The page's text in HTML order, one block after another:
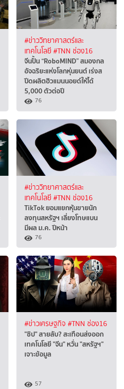
#ข่าววิทยาศาสตร์และ
เทคโนโลยี#TNN ช่อง16
จีนปั้น “RoboMIND” สมองกล
อัจฉริยะแห่งโลกหุ่นยนต์ เร่งส
ปีดผลิตฮิวแมนนอยด์ให้ได้
5,000 ตัวต่อปี
76
#ข่าววิทยาศาสตร์และ
เทคโนโลยี#TNN ช่อง16
TikTok ยอมแยกหุ้นขายนัก
ลงทุนสหรัฐฯ เลี่ยงโทษแบน
มีผล ม.ค. ปีหน้า
76
#ข่าวเศรษฐกิจ #TNN ช่อง16
"ชิป" สายลับ? สะเทือนส่งออก
เทคโนโลยี "จีน" หวั่น "สหรัฐฯ"
เจาะข้อมูล
57